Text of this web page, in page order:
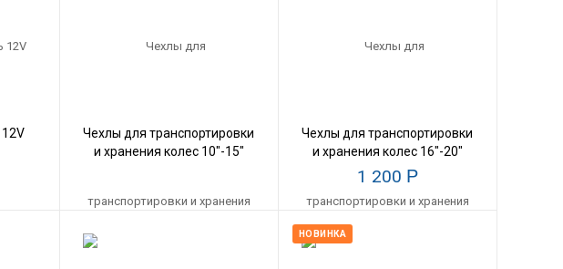
Чехлы для транспортировки
и хранения колес 10"-15"
Чехлы для транспортировки
и хранения колес 16"-20"
IVITEX
1 200 Р
НОВИНКА